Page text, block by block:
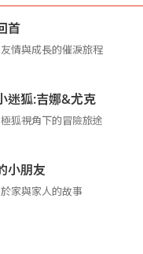
首
情與成長的催淚旅程
迷狐:吉娜&尤克
狐視角下的冒險旅途
小朋友
家與家人的故事